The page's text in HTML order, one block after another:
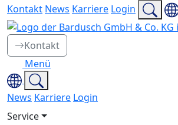
Kontakt News Karriere Login
Kontakt
Menü
News Karriere Login
Service